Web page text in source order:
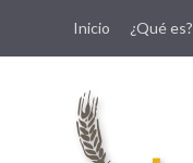
Inicio ¿Qué es?